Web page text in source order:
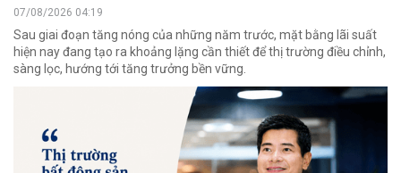
07/08/2026 04:19
Sau giai đoạn tăng nóng của những năm trước, mặt bằng lãi suất
hiện nay đang tạo ra khoảng lặng cần thiết để thị trường điều chỉnh,
sàng lọc, hướng tới tăng trưởng bền vững.